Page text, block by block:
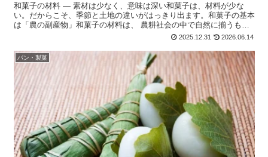
和菓子の材料 ― 素材は少なく、意味は深い和菓子は、材料が少な
い。だからこそ、季節と土地の違いがはっきり出ます。和菓子の基本
は「農の副産物」和菓子の材料は、 農耕社会の中で自然に揃うもの
が中心です。代表的なのは、・ 米・ 豆・ 砂糖・ 水い...
2025.12.31 2026.06.14
パン・製菓